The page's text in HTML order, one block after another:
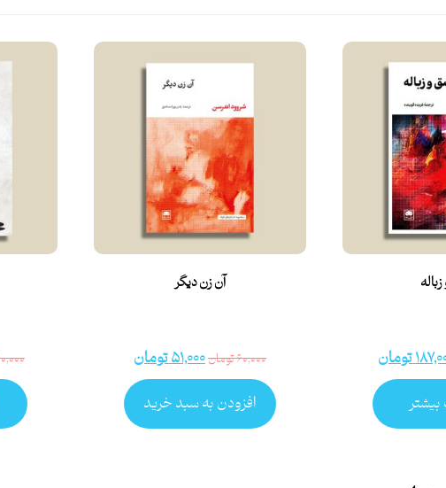
تومان
بیشتر
آن زن دیگر
۶۰,۰۰۰تومان۵۱,۰۰۰تومان
افزودن به سبد خرید